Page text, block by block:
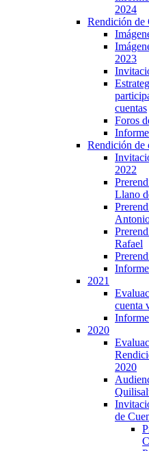
2024
Rendición de
2023
cuentas
Foros
Rendición de
2022
Llano
Rafael
2021
cuenta
2020
2020
de